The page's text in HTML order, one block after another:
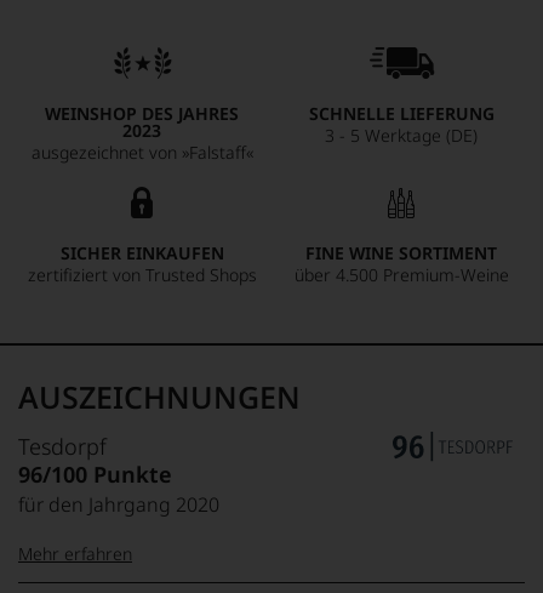
WEINSHOP DES JAHRES
2023
ausgezeichnet von »Falstaff«
SCHNELLE LIEFERUNG
3 - 5 Werktage (DE)
SICHER EINKAUFEN
zertifiziert von Trusted Shops
FINE WINE SORTIMENT
über 4.500 Premium-Weine
AUSZEICHNUNGEN
Tesdorpf
96/100 Punkte
für den Jahrgang 2020
Mehr erfahren